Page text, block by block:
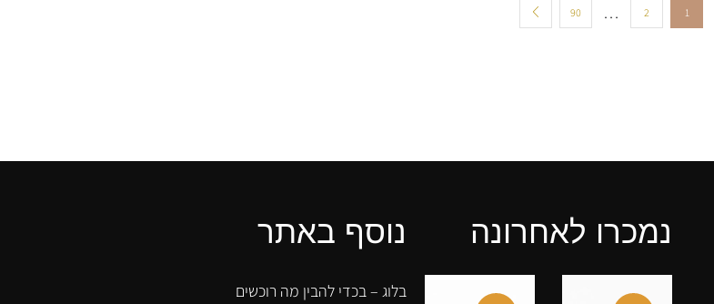
1
2
…
90
נמכרו לאחרונה נוסף באתר
בלוג – בכדי להבין מה רוכשים